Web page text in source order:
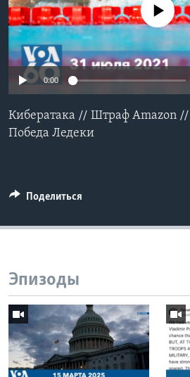
Learning English
СОЦИАЛЬНЫЕ СЕТИ
Языки
No media source
0:00
Кибератака // Штраф Amazon
Победа Ледеки
Поделиться
Эпизоды